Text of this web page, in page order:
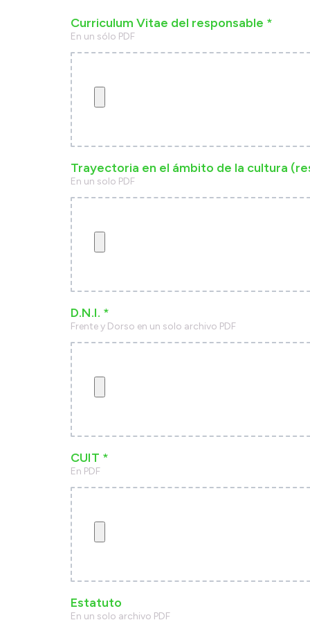
Curriculum Vitae del responsable *
En un sólo PDF
Trayectoria en el ámbito de la cultura
En un solo PDF
D.N.I. *
Frente y Dorso en un solo archivo PDF
CUIT *
En PDF
Estatuto
En un solo archivo PDF